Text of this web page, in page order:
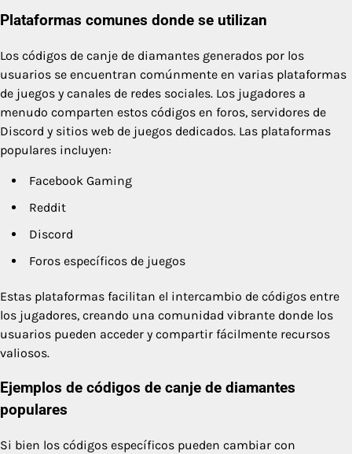
Plataformas comunes donde se utilizan
Los códigos de canje de diamantes generados por los
usuarios se encuentran comúnmente en varias plataformas
de juegos y canales de redes sociales. Los jugadores a
menudo comparten estos códigos en foros, servidores de
Discord y sitios web de juegos dedicados. Las plataformas
populares incluyen:
Facebook Gaming
Reddit
Discord
Foros específicos de juegos
Estas plataformas facilitan el intercambio de códigos entre
los jugadores, creando una comunidad vibrante donde los
usuarios pueden acceder y compartir fácilmente recursos
valiosos.
Ejemplos de códigos de canje de diamantes
populares
Si bien los códigos específicos pueden cambiar con